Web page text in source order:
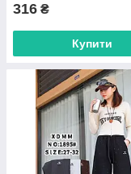
316 ₴
Купити